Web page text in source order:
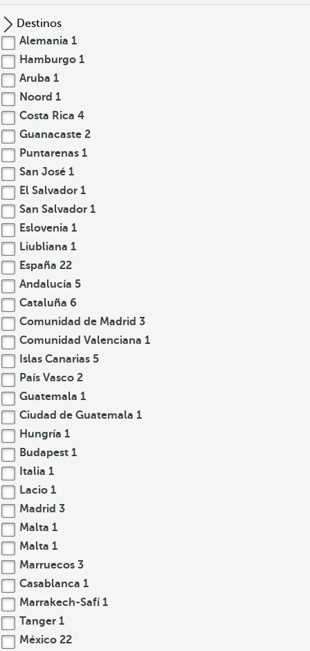
Destinos
Alemania 1
Hamburgo 1
Aruba 1
Noord 1
Costa Rica 4
Guanacaste 2
Puntarenas 1
San José 1
El Salvador 1
San Salvador 1
Eslovenia 1
Liubliana 1
España 22
Andalucía 5
Cataluña 6
Comunidad de Madrid 3
Comunidad Valenciana 1
Islas Canarias 5
País Vasco 2
Guatemala 1
Ciudad de Guatemala 1
Hungría 1
Budapest 1
Italia 1
Lacio 1
Madrid 3
Malta 1
Malta 1
Marruecos 3
Casablanca 1
Marrakech-Safí1
Tanger 1
México 22